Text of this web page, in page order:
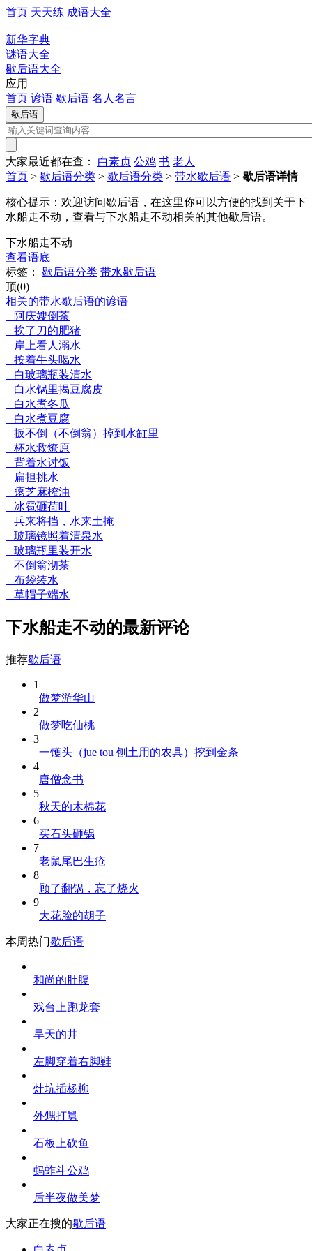
首页 天天练 成语大全
新华字典
谜语大全
歇后语大全
应用
首页 谚语 歇后语 名人名言
大家最近都在查： 白素贞 公鸡 书 老人
首页 > 歇后语分类 > 歇后语分类 > 带水歇后语 > 歇后语详情
核心提示： 欢迎访问歇后语，在这里你可以方便的找到关于下
水船走不动，查看与下水船走不动相关的其他歇后语。
下水船走不动
查看语底
标签：
歇后语分类 带水歇后语
顶(0)
相关的带水歇后语的谚语
阿庆嫂倒茶
挨了刀的肥猪
岸上看人溺水
按着牛头喝水
白玻璃瓶装清水
白水锅里揭豆腐皮
白水煮冬瓜
白水煮豆腐
扳不倒（不倒翁）掉到水缸里
杯水救燎原
背着水讨饭
扁担挑水
瘪芝麻榨油
冰雹砸荷叶
兵来将挡，水来土掩
玻璃镜照着清泉水
玻璃瓶里装开水
不倒翁沏茶
布袋装水
草帽子端水
下水船走不动的最新评论
推荐歇后语
1
做梦游华山
2
做梦吃仙桃
3
一镬头（jue tou 刨土用的农具）挖到金条
4
唐僧念书
5
秋天的木棉花
6
买石头砸锅
7
老鼠尾巴生疮
8
顾了翻锅，忘了烧火
9
大花脸的胡子
本周热门歇后语
和尚的肚腹
戏台上跑龙套
旱天的井
左脚穿着右脚鞋
灶坑插杨柳
外甥打舅
石板上砍鱼
蚂蚱斗公鸡
后半夜做美梦
大家正在搜的歇后语